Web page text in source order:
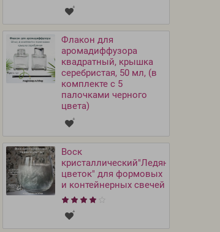
Флакон для
аромадиффузора
квадратный, крышка
серебристая, 50 мл, (в
комплекте с 5
палочками черного
цвета)
Воск
кристаллический"Ледяной
цветок" для формовых
и контейнерных свечей